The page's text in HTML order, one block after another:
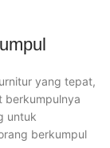
yang tepat,
berkumpulnya
untuk
berkumpul